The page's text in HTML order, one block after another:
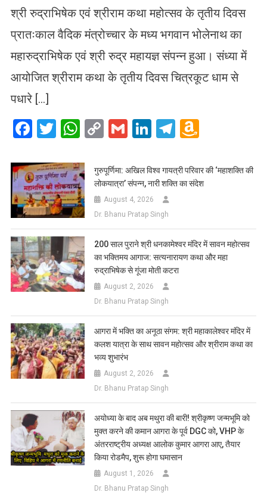
श्री रुद्राभिषेक एवं श्रीराम कथा महोत्सव के तृतीय दिवस
प्रातःकाल वैदिक मंत्रोच्चार के मध्य भगवान भोलेनाथ का
महारुद्राभिषेक एवं श्री रुद्र महायज्ञ संपन्न हुआ। संध्या में
आयोजित श्रीराम कथा के तृतीय दिवस चित्रकूट धाम से
पधारे […]
Facebook
Twitter
WhatsApp
CopyGmailLinkedIn
Telegram
List
गुरुपूर्णिमा: अखिल विश्व गायत्री परिवार की ‘महाशक्ति की
लोकयात्रा’ संपन्न, नारी शक्ति का संदेश
August 4, 2026
Dr. Bhanu Pratap Singh
200 साल पुराने श्री धनकामेश्वर मंदिर में सावन महोत्सव
का भक्तिमय आगाज: सत्यनारायण कथा और महा
रुद्राभिषेक से गूंजा मोती कटरा
August 2, 2026
Dr. Bhanu Pratap Singh
आगरा में भक्ति का अनूठा संगम: श्री महाकालेश्वर मंदिर में
कलश यात्रा के साथ सावन महोत्सव और श्रीराम कथा का
भव्य शुभारंभ
August 2, 2026
Dr. Bhanu Pratap Singh
अयोध्या के बाद अब मथुरा की बारी! श्रीकृष्ण जन्मभूमि को
मुक्त करने की कमान आगरा के पूर्व DGC को, VHP के
अंतरराष्ट्रीय अध्यक्ष आलोक कुमार आगरा आए, तैयार
किया रोडमैप, शुरू होगा घमासान
August 1, 2026
Dr. Bhanu Pratap Singh